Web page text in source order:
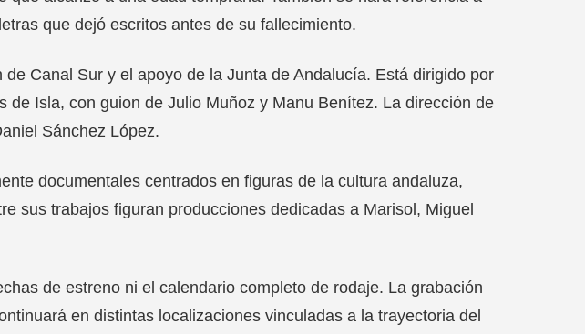
que dejó escritos antes de su fallecimiento.
Canal Sur y el apoyo de la Junta de Andalucía. Está dirigido por
de Isla, con guion de Julio Muñoz y Manu Benítez. La dirección de
Sánchez López.
documentales centrados en figuras de la cultura andaluza,
sus trabajos figuran producciones dedicadas a Marisol, Miguel
de estreno ni el calendario completo de rodaje. La grabación
en distintas localizaciones vinculadas a la trayectoria del